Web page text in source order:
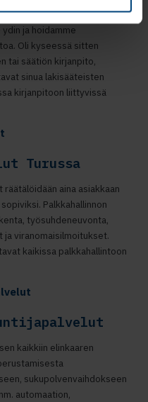
ja hoidamme
Oli kyseessä sitten
tai säätiön kirjanpito,
sinua lakisääteisten
kirjanpitoon liittyvissä
Turussa
aina asiakkaan
Palkkahallinnon
työsuhdeneuvonta,
ja viranomaisilmoitukset.
kaikissa palkkahallintoon
kaikkiin elinkaaren
sukupolvenvaihdokseen
automaation,